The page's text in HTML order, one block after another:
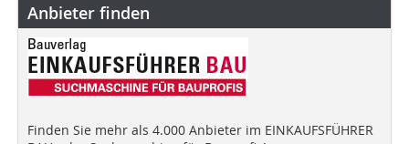
Anbieter finden
Finden Sie mehr als 4.000 Anbieter im EINKAUFSFÜHRER